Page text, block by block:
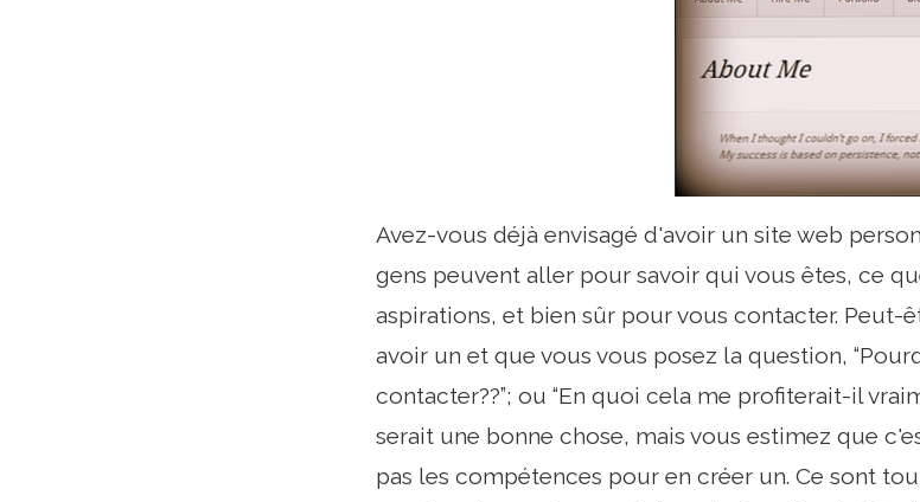
Avez-vous déjà envisagé d'avoir un site web
gens peuvent aller pour savoir qui vous êtes, ce
aspirations, et bien sûr pour vous contacter. Peut-
avoir un et que vous vous posez la question,
contacter??”; ou “En quoi cela me profiterait-il
serait une bonne chose, mais vous estimez que
pas les compétences pour en créer un. Ce sont